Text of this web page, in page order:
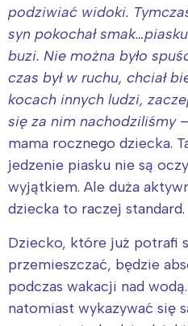
podziwiać widoki.
syn pokochał
buzi. Nie można było
czas był w ruchu, chciał
kocach innych ludzi,
się za nim nachodziliśmy–
mama rocznego dziecka.
jedzenie piasku nie są
wyjątkiem. Ale duża
dziecka to raczej standard.
Dziecko, które już potrafi
przemieszczać, będzie
podczas wakacji nad
natomiast wykazywać się